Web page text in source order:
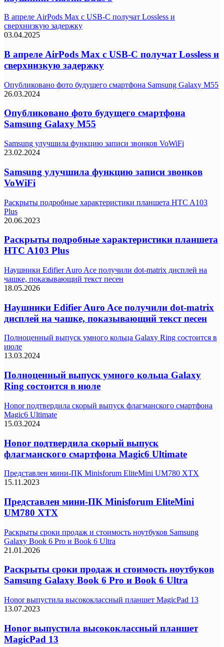
В апреле AirPods Max с USB-C получат Lossless и
сверхнизкую задержку
03.04.2025
В апреле AirPods Max с USB-C получат Lossless и
сверхнизкую задержку
Опубликовано фото будущего смартфона Samsung Galaxy M55
26.03.2024
Опубликовано фото будущего смартфона
Samsung Galaxy M55
Samsung улучшила функцию записи звонков VoWiFi
23.02.2024
Samsung улучшила функцию записи звонков
VoWiFi
Раскрыты подробные характеристики планшета HTC A103
Plus
20.06.2023
Раскрыты подробные характеристики планшета
HTC A103 Plus
Наушники Edifier Auro Ace получили dot-matrix дисплей на
чашке, показывающий текст песен
18.05.2026
Наушники Edifier Auro Ace получили dot-matrix
дисплей на чашке, показывающий текст песен
Полноценный выпуск умного кольца Galaxy Ring состоится в
июле
13.03.2024
Полноценный выпуск умного кольца Galaxy
Ring состоится в июле
Honor подтвердила скорый выпуск флагманского смартфона
Magic6 Ultimate
15.03.2024
Honor подтвердила скорый выпуск
флагманского смартфона Magic6 Ultimate
Представлен мини-ПК Minisforum EliteMini UM780 XTX
15.11.2023
Представлен мини-ПК Minisforum EliteMini
UM780 XTX
Раскрыты сроки продаж и стоимость ноутбуков Samsung
Galaxy Book 6 Pro и Book 6 Ultra
21.01.2026
Раскрыты сроки продаж и стоимость ноутбуков
Samsung Galaxy Book 6 Pro и Book 6 Ultra
Honor выпустила высококлассный планшет MagicPad 13
13.07.2023
Honor выпустила высококлассный планшет
MagicPad 13